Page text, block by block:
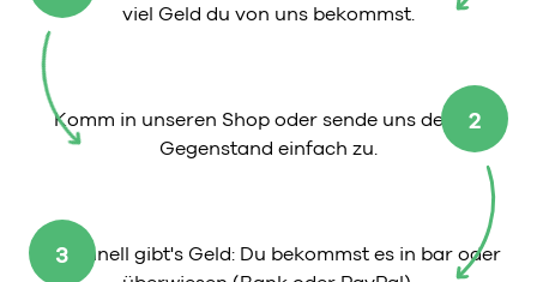
viel Geld du von uns bekommst.
2
Komm in unseren Shop oder sende uns deinen
Gegenstand einfach zu.
3
So schnell gibt's Geld: Du bekommst es in bar oder